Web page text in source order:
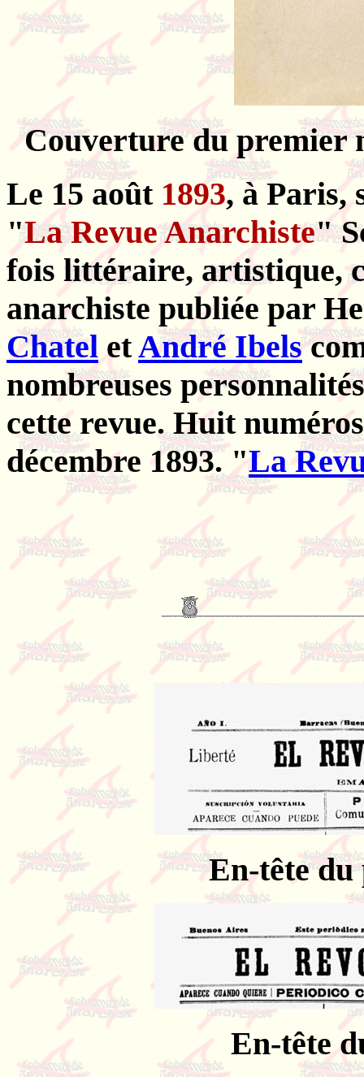
Couverture du premier
Le 15 août 1893, à Paris,
"La Revue Anarchiste"
fois littéraire, artistique,
anarchiste publiée par
ChateletAndré Ibels
nombreuses
cette revue. Huit
décembre 1893. "La
En-tête
En-tête